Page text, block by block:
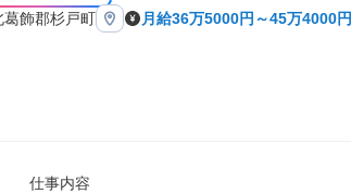
飾郡杉戸町 月給36万5000円～45万4000円
仕事内容